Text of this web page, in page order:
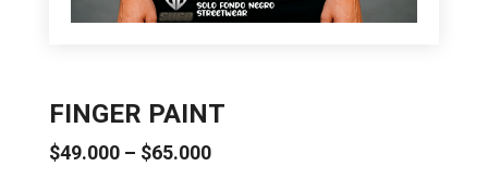
FINGER PAINT
$49.000 – $65.000Price